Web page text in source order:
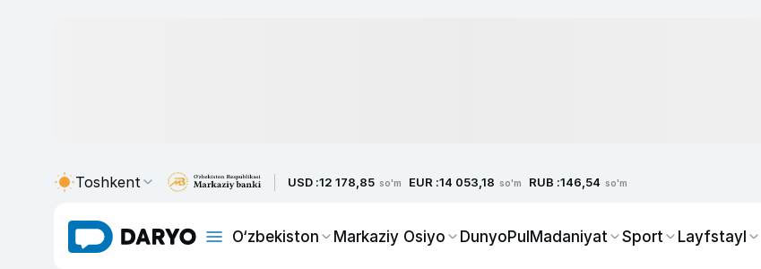
Toshkent USD :12 178,85 so'm EUR :14 053,18 so'm RUB :146,54 so'm
O‘zbekiston Markaziy Osiyo DunyoPulMadaniyat Sport Layfstayl